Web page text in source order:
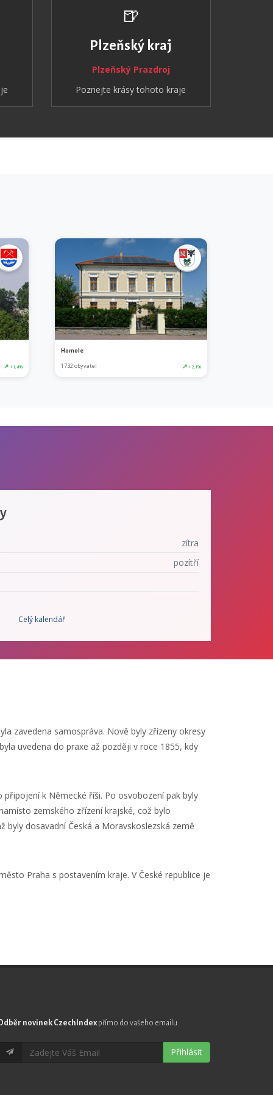
🍺
Plzeňský kraj
Plzeňský Prazdroj
Poznejte krásy tohoto kraje
↗ +1,4%
Homole
1732 obyvatel ↗ +2,1%
zítra
pozítří
Celý kalendář
zavedena samospráva. Nově byly zřízeny okresy
uvedena do praxe až později v roce 1855, kdy
k Německé říši. Po osvobození pak byly
zemského zřízení krajské, což bylo
byly dosavadní Česká a Moravskoslezská země
Praha s postavením kraje. V České republice je
novinek CzechIndex přímo do vašeho emailu
Přihlásit